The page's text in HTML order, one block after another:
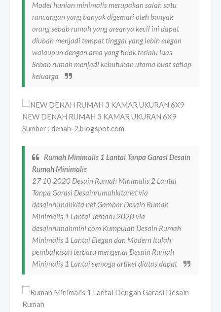
Model hunian minimalis merupakan salah satu
rancangan yang banyak digemari oleh banyak
orang sebab rumah yang areanya kecil ini dapat
diubah menjadi tempat tinggal yang lebih elegan
walaupun dengan area yang tidak terlalu luas
Sebab rumah menjadi kebutuhan utama buat setiap
keluarga
NEW DENAH RUMAH 3 KAMAR UKURAN 6X9
Sumber : denah-2.blogspot.com
Rumah Minimalis 1 Lantai Tanpa Garasi Desain
Rumah Minimalis
27 10 2020 Desain Rumah Minimalis 2 Lantai
Tanpa Garasi Desainrumahkitanet via
desainrumahkita net Gambar Desain Rumah
Minimalis 1 Lantai Terbaru 2020 via
desainrumahmini com Kumpulan Desain Rumah
Minimalis 1 Lantai Elegan dan Modern Itulah
pembahasan terbaru mengenai Desain Rumah
Minimalis 1 Lantai semoga artikel diatas dapat